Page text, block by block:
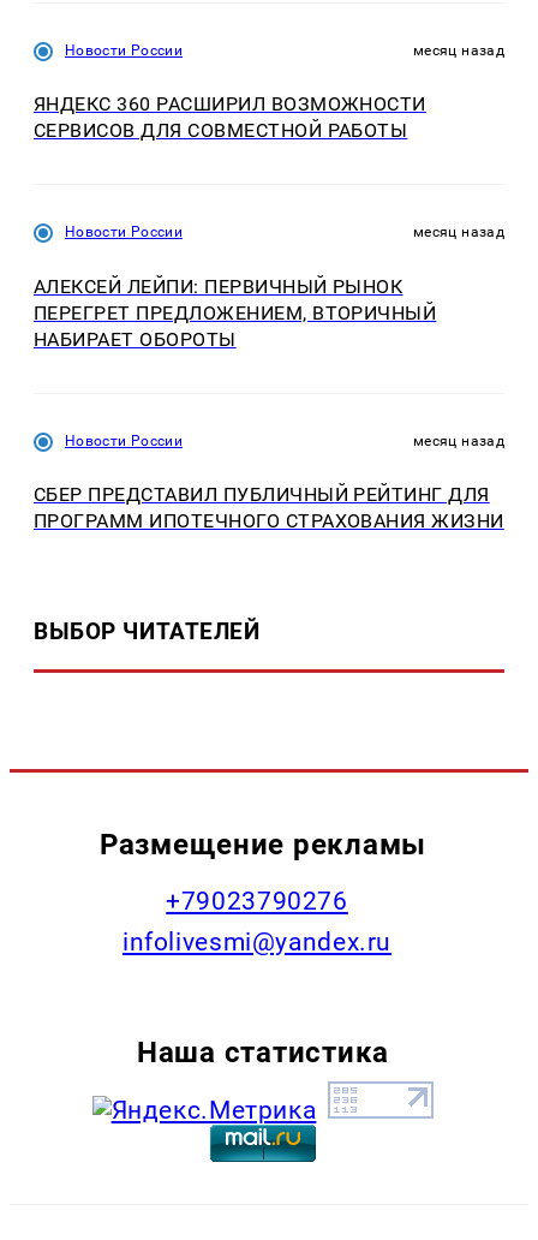
Новости России месяц назад
ЯНДЕКС 360 РАСШИРИЛ ВОЗМОЖНОСТИ
СЕРВИСОВ ДЛЯ СОВМЕСТНОЙ РАБОТЫ
Новости России месяц назад
АЛЕКСЕЙ ЛЕЙПИ: ПЕРВИЧНЫЙ РЫНОК
ПЕРЕГРЕТ ПРЕДЛОЖЕНИЕМ, ВТОРИЧНЫЙ
НАБИРАЕТ ОБОРОТЫ
Новости России месяц назад
СБЕР ПРЕДСТАВИЛ ПУБЛИЧНЫЙ РЕЙТИНГ ДЛЯ
ПРОГРАММ ИПОТЕЧНОГО СТРАХОВАНИЯ ЖИЗНИ
ВЫБОР ЧИТАТЕЛЕЙ
Размещение рекламы
+79023790276
infolivesmi@yandex.ru
Наша статистика